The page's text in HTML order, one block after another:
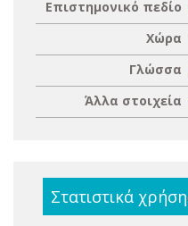
Επιστημονικό πεδίο
Χώρα
Γλώσσα
Άλλα στοιχεία
Στατιστικά